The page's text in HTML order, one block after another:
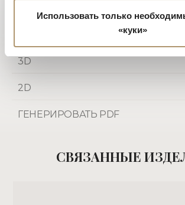
Использовать только
«куки»
3D
2D
ГЕНЕРИРОВАТЬ PDF
СВЯЗАННЫЕ